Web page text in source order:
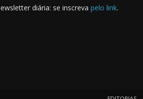
diária: se inscreva pelo link.